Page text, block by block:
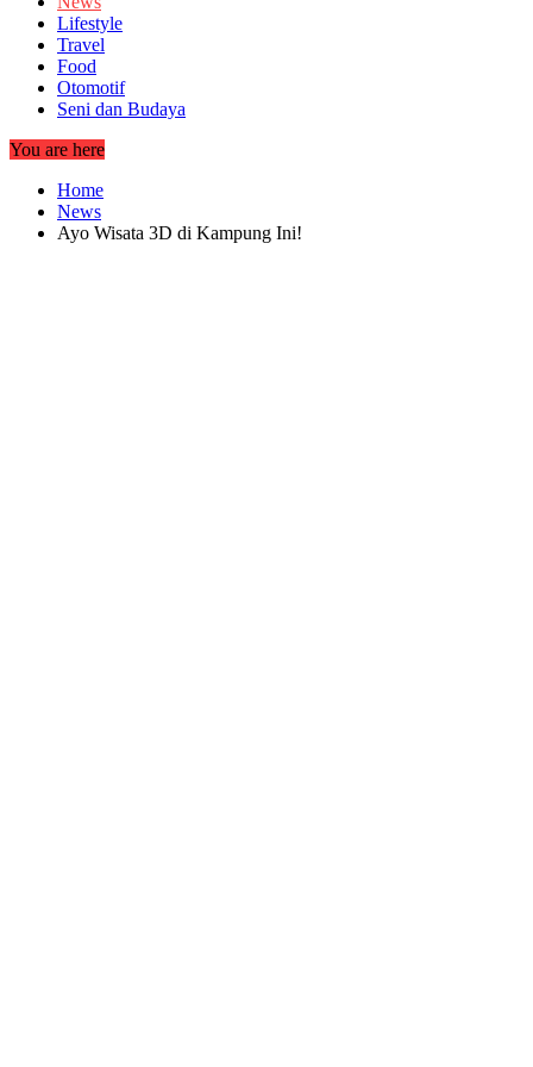
Lifestyle
Travel
Food
Otomotif
Seni dan Budaya
You are here
Home
News
Ayo Wisata 3D di Kampung Ini!